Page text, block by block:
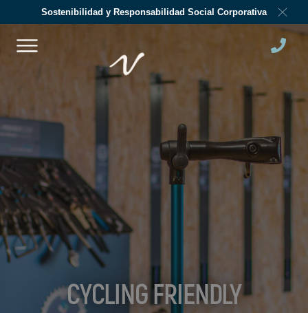
Sostenibilidad y Responsabilidad Social Corporativa
CYCLING FRIENDLY